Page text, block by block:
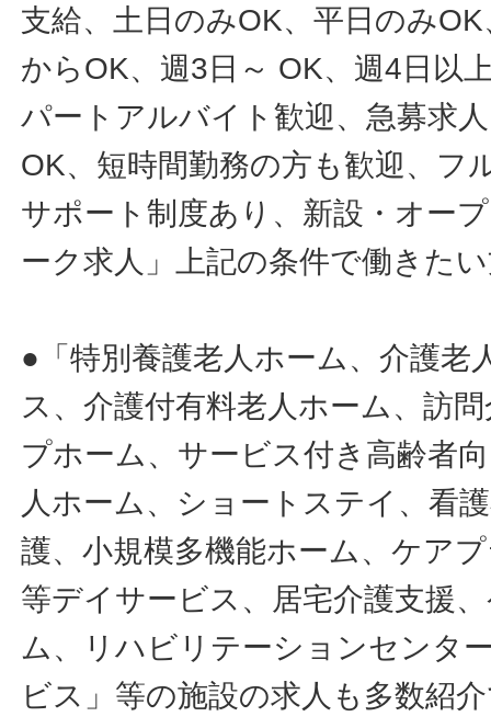
支給、土日のみOK、平日のみ
からOK、週3日～ OK、週4日以
パートアルバイト歓迎、急募求
OK、短時間勤務の方も歓迎、フ
サポート制度あり、新設・オー
ーク求人」上記の条件で働きた
●「特別養護老人ホーム、介護老
ス、介護付有料老人ホーム、訪
プホーム、サービス付き高齢者
人ホーム、ショートステイ、看
護、小規模多機能ホーム、ケア
等デイサービス、居宅介護支援
ム、リハビリテーションセンタ
ビス」等の施設の求人も多数紹